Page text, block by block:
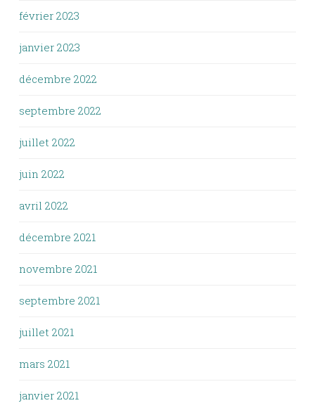
février 2023
janvier 2023
décembre 2022
septembre 2022
juillet 2022
juin 2022
avril 2022
décembre 2021
novembre 2021
septembre 2021
juillet 2021
mars 2021
janvier 2021